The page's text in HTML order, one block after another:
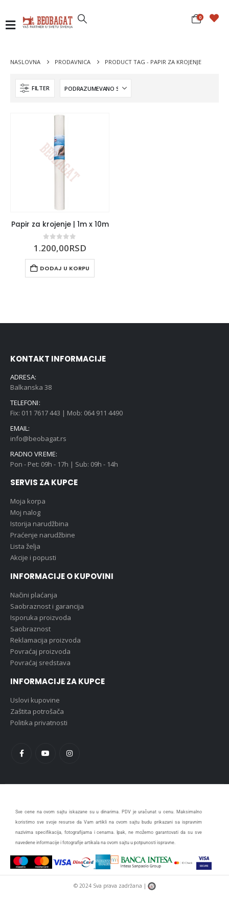
0
NASLOVNA PRODAVNICA PRODUCT TAG - PAPIR ZA KROJENJE
FILTER
Papir za krojenje | 1m x 10m
0out of 5
1.200,00RSD
DODAJ U KORPU
KONTAKT INFORMACIJE
ADRESA:
Balkanska 38
TELEFONI:
Fix: 011 7617 443 | Mob: 064 911 4490
EMAIL:
info@beobagat.rs
RADNO VREME:
Pon - Pet: 09h - 17h | Sub: 09h - 14h
SERVIS ZA KUPCE
Moja korpa
Moj nalog
Istorija narudžbina
Praćenje narudžbine
Lista želja
Akcije i popusti
INFORMACIJE O KUPOVINI
Načini plaćanja
Saobraznost i garancija
Isporuka proizvoda
Saobraznost
Reklamacija proizvoda
Povraćaj proizvoda
Povraćaj sredstava
INFORMACIJE ZA KUPCE
Uslovi kupovine
Zaštita potrošača
Politika privatnosti
Sve cene na ovom sajtu iskazane su u dinarima. PDV je uračunat u cenu. Maksimalno
koristimo sve svoje resurse da Vam artikli na ovom sajtu budu prikazani sa ispravnim
nazivima specifikacija, fotografijama i cenama. Ipak, ne možemo garantovati da su sve
navedene informacije i fotografije artikala na ovom sajtu u potpunosti ispravne.
© 2024 Sva prava zadržana |